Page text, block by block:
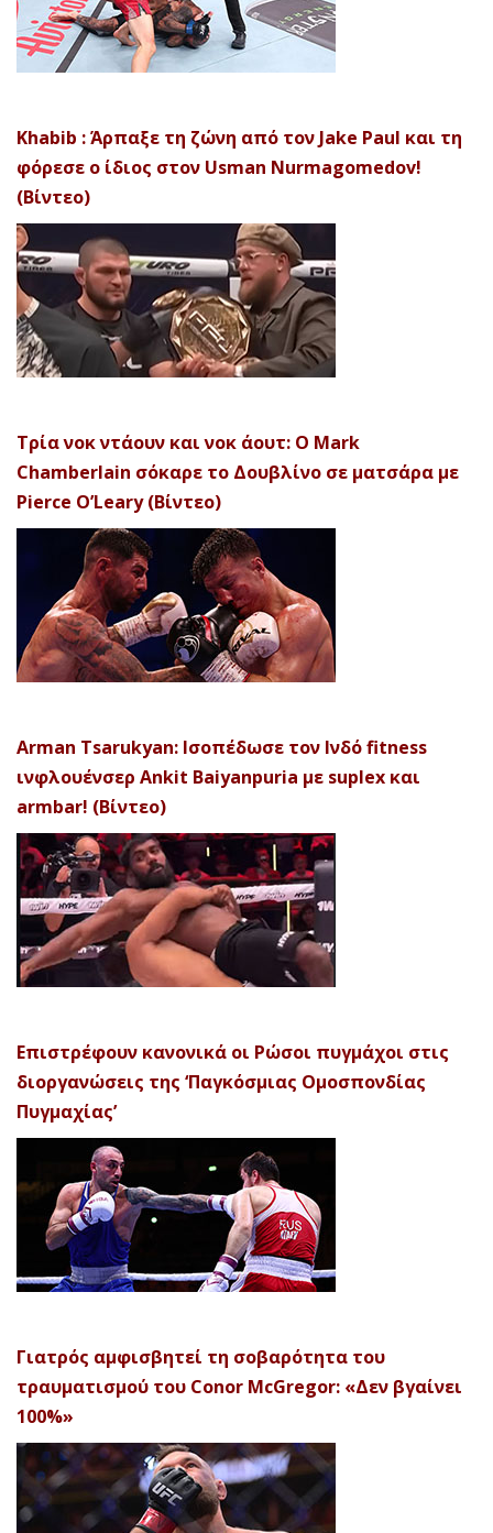
Khabib : Άρπαξε τη ζώνη από τον Jake Paul και τη
φόρεσε ο ίδιος στον Usman Nurmagomedov!
(Βίντεο)
Τρία νοκ ντάουν και νοκ άουτ: Ο Mark
Chamberlain σόκαρε το Δουβλίνο σε ματσάρα με
Pierce O’Leary (Βίντεο)
Arman Tsarukyan: Ισοπέδωσε τον Ινδό fitness
ινφλουένσερ Ankit Baiyanpuria με suplex και
armbar! (Βίντεο)
Επιστρέφουν κανονικά οι Ρώσοι πυγμάχοι στις
διοργανώσεις της ‘Παγκόσμιας Ομοσπονδίας
Πυγμαχίας’
Γιατρός αμφισβητεί τη σοβαρότητα του
τραυματισμού του Conor McGregor: «Δεν βγαίνει
100%»